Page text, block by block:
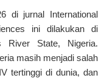
di jurnal
International
ini dilakukan di
River State, Nigeria.
masih menjadi salah
tertinggi di dunia, dan